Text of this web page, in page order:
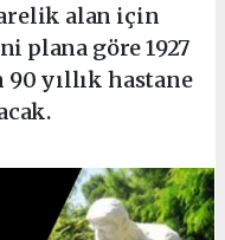
alan için
plana göre 1927
yıllık hastane